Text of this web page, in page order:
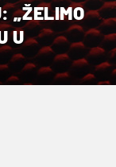
„ŽELIMO
U